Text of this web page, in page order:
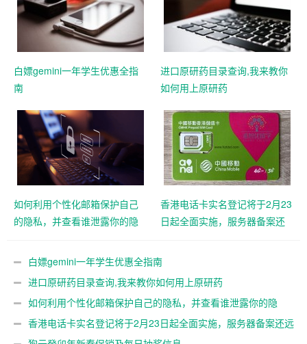
白嫖gemini一年学生优惠全指
南
进口原研药目录查询,我来教你
如何用上原研药
如何利用个性化邮箱保护自己
的隐私，并查看谁泄露你的隐
香港电话卡实名登记将于2月23
日起全面实施，服务器备案还
白嫖gemini一年学生优惠全指南
进口原研药目录查询,我来教你如何用上原研药
如何利用个性化邮箱保护自己的隐私，并查看谁泄露你的隐
私 香港电话卡实名登记将于2月23日起全面实施，服务器备案还远